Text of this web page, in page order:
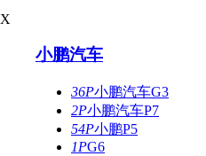
X
小鹏汽车
36P小鹏汽车G3
2P小鹏汽车P7
54P小鹏P5
1PG6